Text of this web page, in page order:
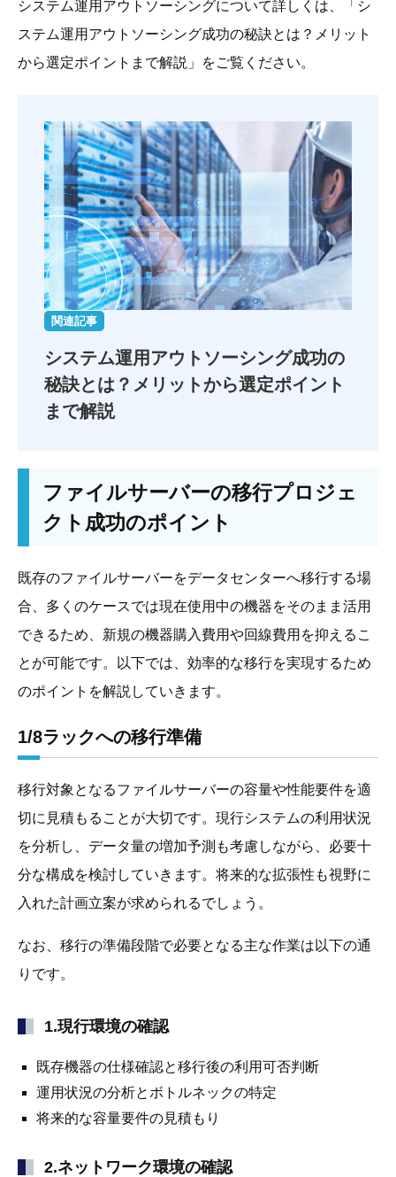
システム運用アウトソーシングについて詳しくは、「シ
ステム運用アウトソーシング成功の秘訣とは？メリット
から選定ポイントまで解説」をご覧ください。
関連記事
システム運用アウトソーシング成功の
秘訣とは？ メリットから選定ポイント
まで解説
ファイルサーバーの移行プロジェ
クト成功のポイント
既存のファイルサーバーをデータセンターへ移行する場
合、多くのケースでは現在使用中の機器をそのまま活用
できるため、新規の機器購入費用や回線費用を抑えるこ
とが可能です。以下では、効率的な移行を実現するため
のポイントを解説していきます。
1/8ラックへの移行準備
移行対象となるファイルサーバーの容量や性能要件を適
切に見積もることが大切です。現行システムの利用状況
を分析し、データ量の増加予測も考慮しながら、必要十
分な構成を検討していきます。将来的な拡張性も視野に
入れた計画立案が求められるでしょう。
なお、移行の準備段階で必要となる主な作業は以下の通
りです。
1.現行環境の確認
既存機器の仕様確認と移行後の利用可否判断
運用状況の分析とボトルネックの特定
将来的な容量要件の見積もり
2.ネットワーク環境の確認